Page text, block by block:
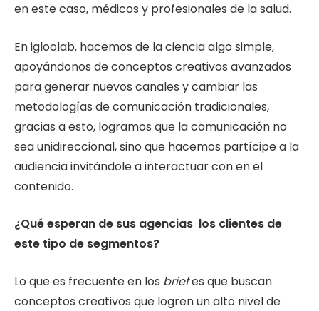
en este caso, médicos y profesionales de la salud.
En igloolab, hacemos de la ciencia algo simple,
apoyándonos de conceptos creativos avanzados
para generar nuevos canales y cambiar las
metodologías de comunicación tradicionales,
gracias a esto, logramos que la comunicación no
sea unidireccional, sino que hacemos partícipe a la
audiencia invitándole a interactuar con en el
contenido.
¿Qué esperan de sus agencias los clientes de
este tipo de segmentos?
Lo que es frecuente en los briefes que buscan
conceptos creativos que logren un alto nivel de